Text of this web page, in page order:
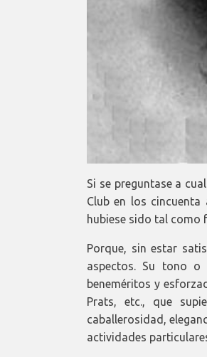
Si se preguntase a
Club en los
hubiese sido tal como
Porque, sin estar
aspectos. Su tono o
beneméritos y
Prats, etc., que
caballerosidad,
actividades